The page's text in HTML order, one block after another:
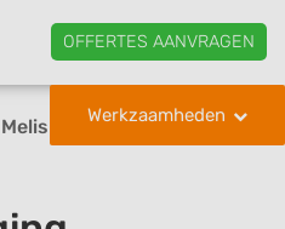
OFFERTES AANVRAGEN
Werkzaamheden
Meliskerke